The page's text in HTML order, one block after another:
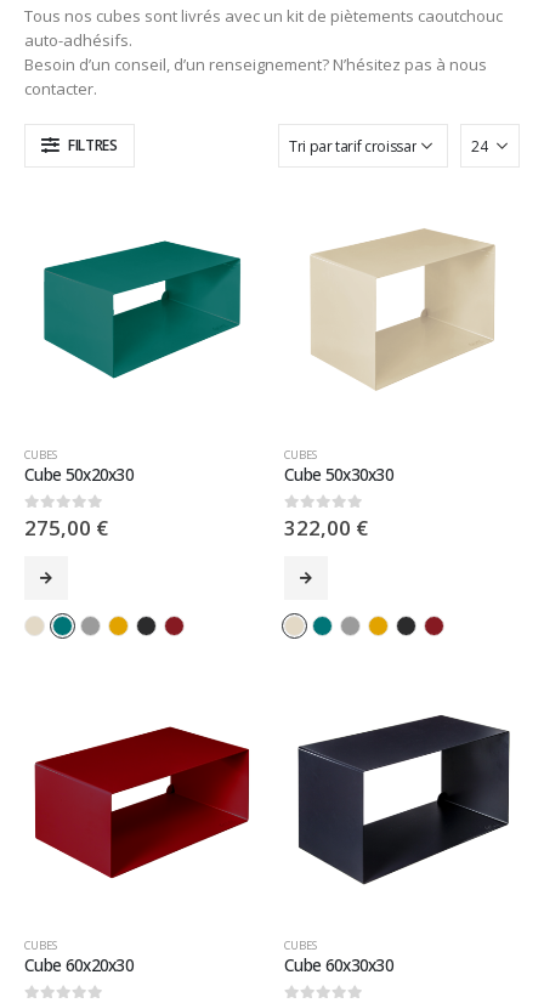
Tous nos cubes sont livrés avec un kit de piètements caoutchouc
auto-adhésifs.
Besoin d’un conseil, d’un renseignement? N’hésitez pas à nous
contacter.
FILTRES
CUBES
Cube 50x20x30
0sur 5
275,00 €
CUBES
Cube 50x30x30
0sur 5
322,00 €
CUBES
Cube 60x20x30
CUBES
Cube 60x30x30